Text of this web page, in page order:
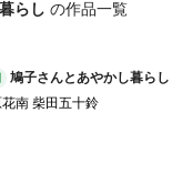
らし の作品一覧
鳩子さんとあやかし暮らし
南 柴田五十鈴